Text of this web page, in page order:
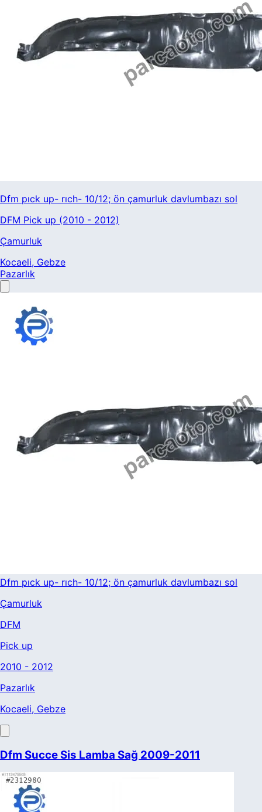
Dfm pıck up- rıch- 10/12; ön çamurluk davlumbazı sol
DFM Pick up (2010 - 2012)
Çamurluk
Kocaeli, Gebze
Pazarlık
Dfm pıck up- rıch- 10/12; ön çamurluk davlumbazı sol
Çamurluk
DFM
Pick up
2010 - 2012
Pazarlık
Kocaeli, Gebze
Dfm Succe Sis Lamba Sağ 2009-2011